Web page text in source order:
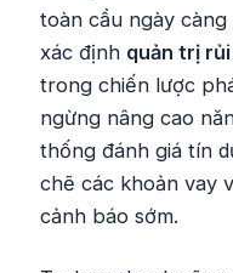
toàn cầu ngày
xác định quản trị
trong chiến lược
ngừng nâng cao
thống đánh giá tín
chẽ các khoản vay
cảnh báo sớm.